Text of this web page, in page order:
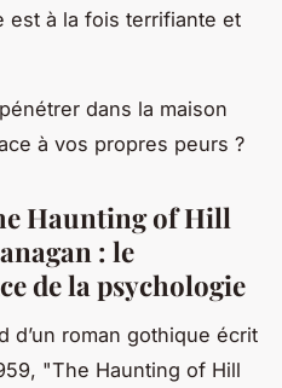
est à la fois terrifiante et
dans la maison
à vos propres peurs ?
Haunting of Hill
: le
de la psychologie
d’un roman gothique écrit
"The Haunting of Hill